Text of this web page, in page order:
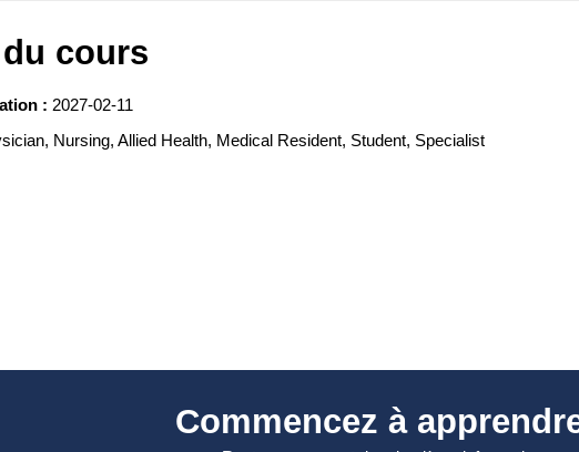
cours
: 2027-02-11
Nursing, Allied Health, Medical Resident, Student, Specialist
Commencez à